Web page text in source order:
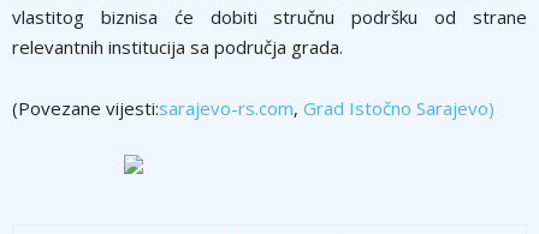
vlastitog biznisa će dobiti stručnu podršku od strane
relevantnih institucija sa područja grada.
(Povezane vijesti:sarajevo-rs.com, Grad Istočno Sarajevo)